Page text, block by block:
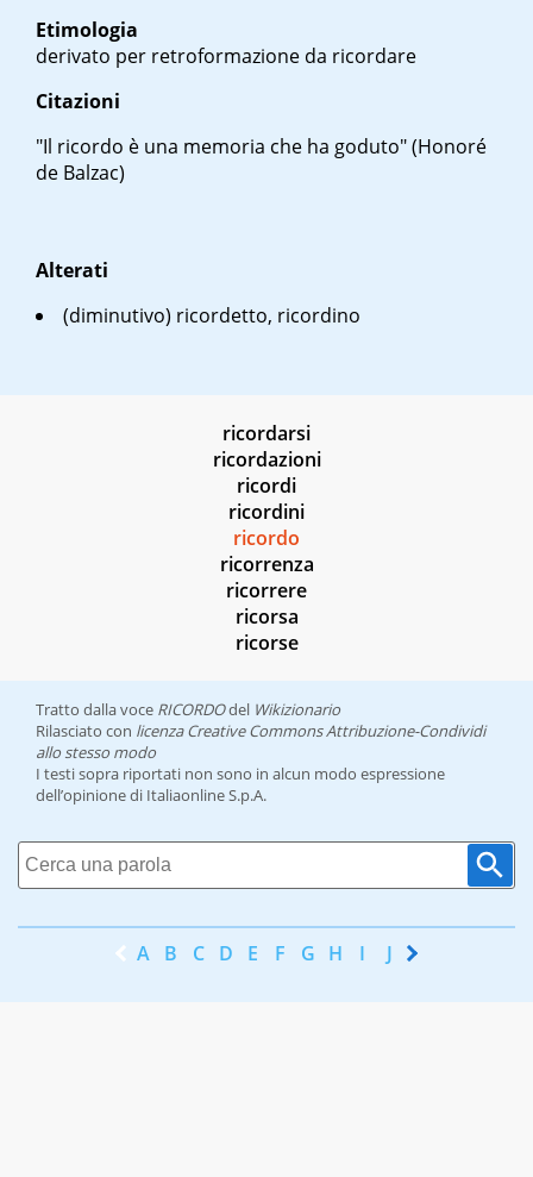
Etimologia
derivato per retroformazione da ricordare
Citazioni
"Il ricordo è una memoria che ha goduto" (Honoré
de Balzac)
Alterati
(diminutivo) ricordetto, ricordino
ricordarsi
ricordazioni
ricordi
ricordini
ricordo
ricorrenza
ricorrere
ricorsa
ricorse
Tratto dalla voce RICORDOdel Wikizionario
Rilasciato con licenza Creative Commons Attribuzione-Condividi
allo stesso modo
I testi sopra riportati non sono in alcun modo espressione
dell’opinione di Italiaonline S.p.A.
A B C D E F G H I J K